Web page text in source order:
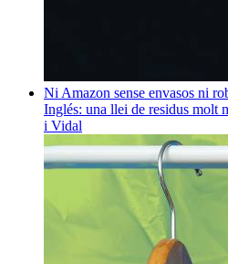
Ni Amazon sense envasos ni
Inglés: una llei de residus molt
i Vidal